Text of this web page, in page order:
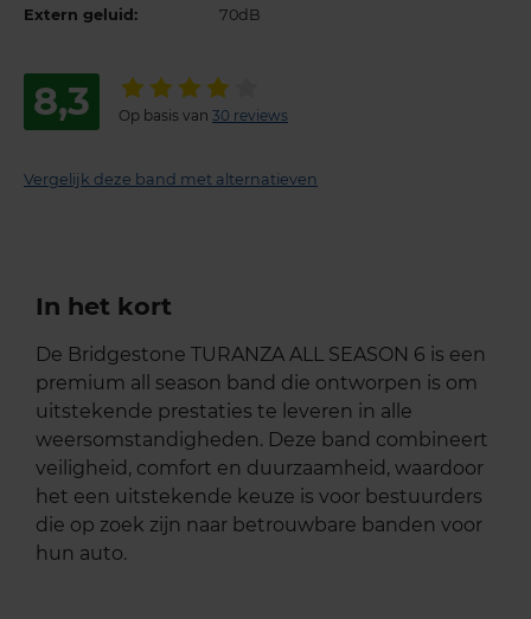
Extern geluid: 70dB
8,3 Op basis van 30 reviews
Vergelijk deze band met alternatieven
In het kort
De Bridgestone TURANZA ALL SEASON 6 is een
premium all season band die ontworpen is om
uitstekende prestaties te leveren in alle
weersomstandigheden. Deze band combineert
veiligheid, comfort en duurzaamheid, waardoor
het een uitstekende keuze is voor bestuurders
die op zoek zijn naar betrouwbare banden voor
hun auto.